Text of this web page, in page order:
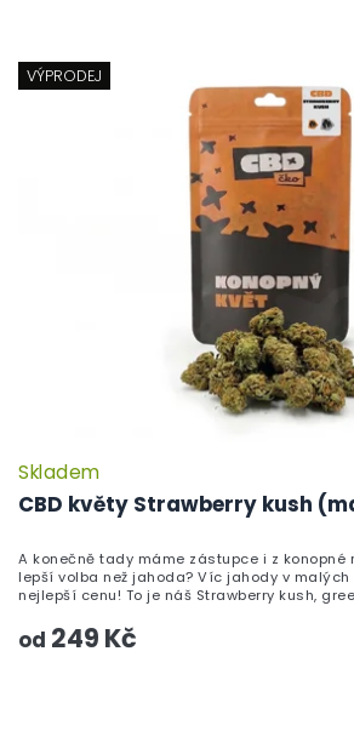
VÝPRODEJ
CBD květy Strawberry kush
Skladem
od 249 Kč
A konečně tady máme zástupce i z konopné
lepší volba než jahoda? Víc jahody v
nejlepší cenu! To je náš Strawberry kush,